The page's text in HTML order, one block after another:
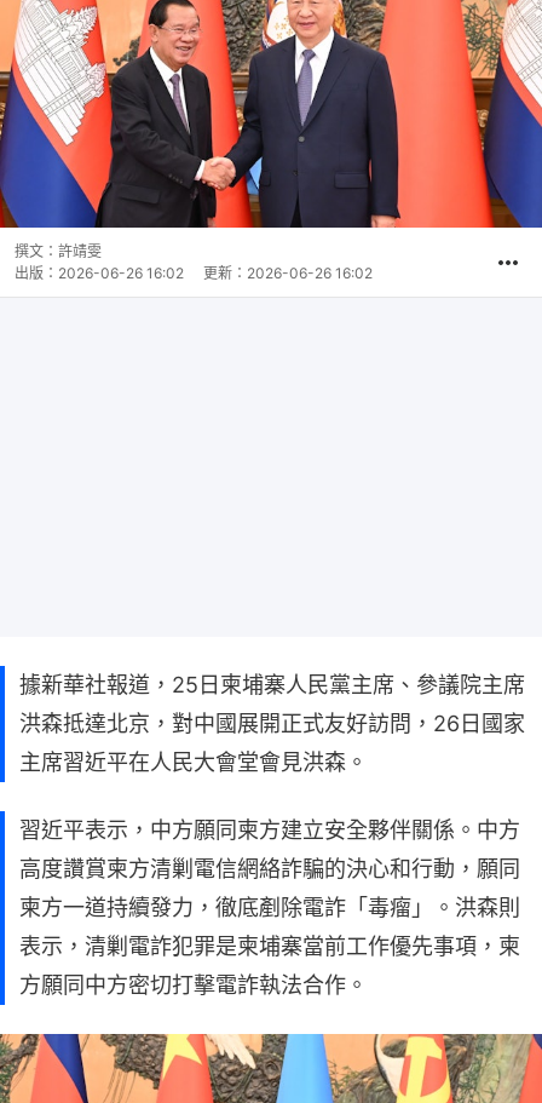
撰文： 許靖雯
出版： 2026-06-26 16:02 更新： 2026-06-26 16:02
據新華社報道，25日柬埔寨人民黨主席、參議院主席
洪森抵達北京，對中國展開正式友好訪問，26日國家
主席習近平在人民大會堂會見洪森。
習近平表示，中方願同柬方建立安全夥伴關係。中方
高度讚賞柬方清剿電信網絡詐騙的決心和行動，願同
柬方一道持續發力，徹底剷除電詐「毒瘤」。洪森則
表示，清剿電詐犯罪是柬埔寨當前工作優先事項，柬
方願同中方密切打擊電詐執法合作。